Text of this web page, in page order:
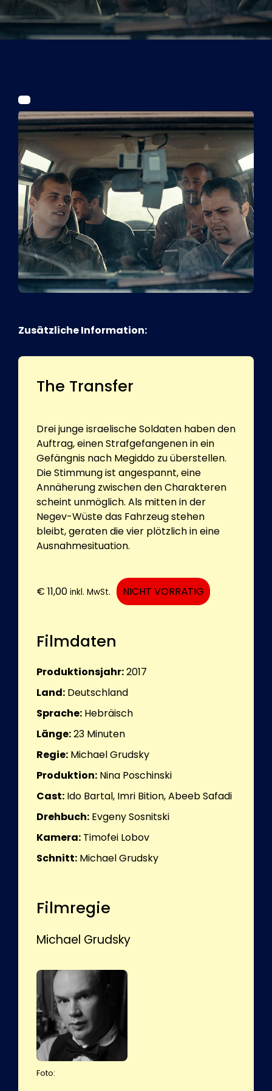
Tickets
Kurier Romy 2026
Zusätzliche Information:
The Transfer
Drei junge israelische Soldaten haben den
Auftrag, einen Strafgefangenen in ein
Gefängnis nach Megiddo zu überstellen.
Die Stimmung ist angespannt, eine
Annäherung zwischen den Charakteren
scheint unmöglich. Als mitten in der
Negev-Wüste das Fahrzeug stehen
bleibt, geraten die vier plötzlich in eine
Ausnahmesituation.
€ 11,00 inkl. MwSt. NICHT VORRÄTIG
Filmdaten
Produktionsjahr:2017
Land: Deutschland
Sprache: Hebräisch
Länge:23 Minuten
Regie: Michael Grudsky
Produktion: Nina Poschinski
Cast: Ido Bartal, Imri Bition, Abeeb Safadi
Drehbuch: Evgeny Sosnitski
Kamera: Timofei Lobov
Schnitt: Michael Grudsky
Filmregie
Michael Grudsky
Foto: